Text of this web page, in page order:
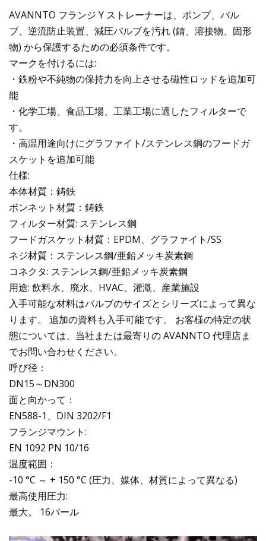
AVANNTO フランジ Y ストレーナーは、ポンプ、バル
ブ、逆流防止装置、減圧バルブを汚れ (錆、溶接物、固形
物) から保護するための必須条件です。
マークを付けるには:
・鉄粉や不純物の保持力を向上させる磁性ロッドを追加可
能
・化学工場、食品工場、工業工場に適したフィルターで
す。
・高温用途向けにグラファイト/ステンレス鋼のフードガ
スケットを追加可能
仕様:
本体材質：鋳鉄
ボンネット材質：鋳鉄
フィルター材質: ステンレス鋼
フードガスケット材質：EPDM、グラファイト/SS
ネジ材質：ステンレス鋼/亜鉛メッキ炭素鋼
コネクタ: ステンレス鋼/亜鉛メッキ炭素鋼
用途: 飲料水、廃水、HVAC、灌漑、産業施設
入手可能な材料はバルブのサイズとシリーズによって異な
ります。 追加の資料も入手可能です。 お客様の特定の状
態については、当社または最寄りの AVANNTO 代理店ま
でお問い合わせください。
呼び径：
DN15～DN300
面と向かって：
EN588-1、DIN 3202/F1
フランジマウント:
EN 1092 PN 10/16
温度範囲：
-10 °C ～ + 150 °C (圧力、媒体、材質によって異なる)
最高使用圧力:
最大。 16バール